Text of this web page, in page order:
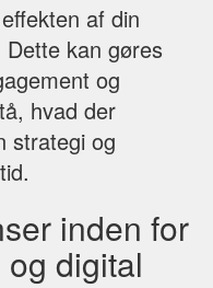
af din
kan gøres
og
hvad der
strategi og
inden for
digital